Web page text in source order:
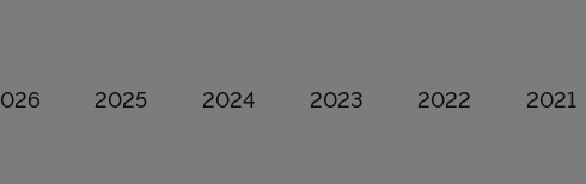
les contenus de
Afficher les contenus de
2025 Afficher les contenus de
2024 Afficher les contenus de
2023 Afficher les
2022 2021